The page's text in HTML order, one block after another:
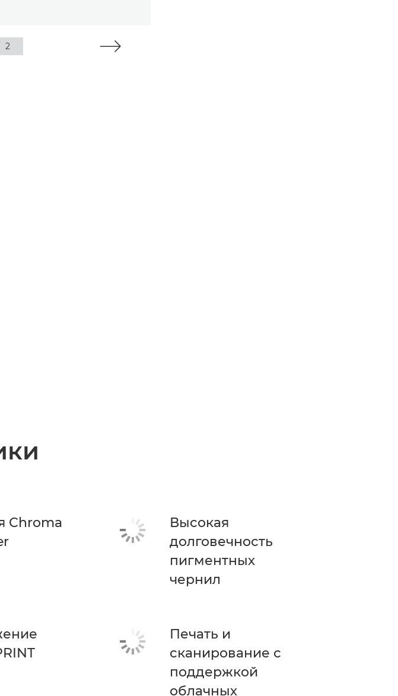
2
Chroma
Высокая
долговечность
пигментных
чернил
Печать и
сканирование с
поддержкой
облачных